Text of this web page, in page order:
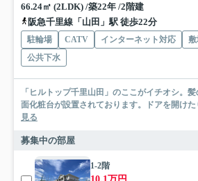
66.24㎡ (2LDK) /築22年 /2階建
阪急千里線「山田」駅 徒歩22分
駐輪場 CATV インターネット対応
公共下水
「ヒルトップ千里山田」のここがイチオシ。
面化粧台が設置されております。ドアを開け
見る
募集中の部屋
1-2階